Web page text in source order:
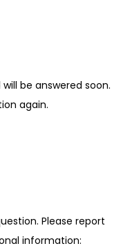
be answered soon.
again.
Please report
information: